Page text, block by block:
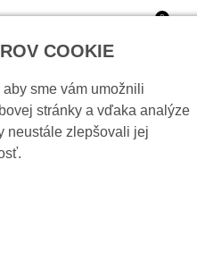
0
telesnej teploty.
COOKIE
sme vám umožnili
stránky a vďaka analýze
neustále zlepšovali jej